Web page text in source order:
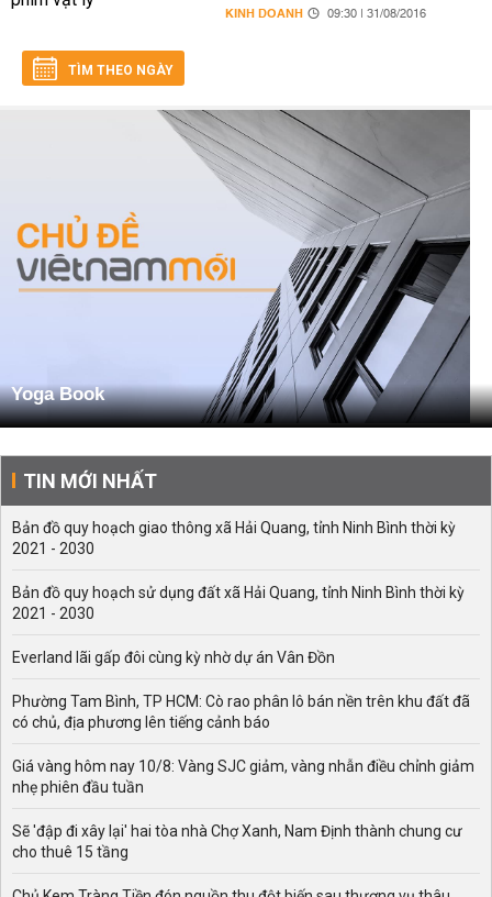
KINH DOANH 09:30 | 31/08/2016
TÌM THEO NGÀY
Yoga Book
TIN MỚI NHẤT
Bản đồ quy hoạch giao thông xã Hải Quang, tỉnh Ninh Bình thời kỳ
2021 - 2030
Bản đồ quy hoạch sử dụng đất xã Hải Quang, tỉnh Ninh Bình thời kỳ
2021 - 2030
Everland lãi gấp đôi cùng kỳ nhờ dự án Vân Đồn
Phường Tam Bình, TP HCM: Cò rao phân lô bán nền trên khu đất đã
có chủ, địa phương lên tiếng cảnh báo
Giá vàng hôm nay 10/8: Vàng SJC giảm, vàng nhẫn điều chỉnh giảm
nhẹ phiên đầu tuần
Sẽ 'đập đi xây lại' hai tòa nhà Chợ Xanh, Nam Định thành chung cư
cho thuê 15 tầng